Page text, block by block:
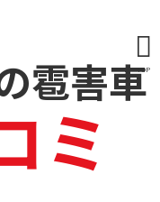
雹害車
ミ
TOP